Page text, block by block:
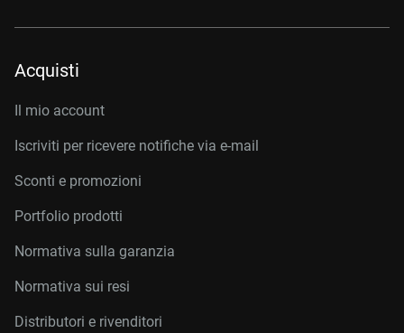
Acquisti
Il mio account
Iscriviti per ricevere notifiche via e-mail
Sconti e promozioni
Portfolio prodotti
Normativa sulla garanzia
Normativa sui resi
Distributori e rivenditori